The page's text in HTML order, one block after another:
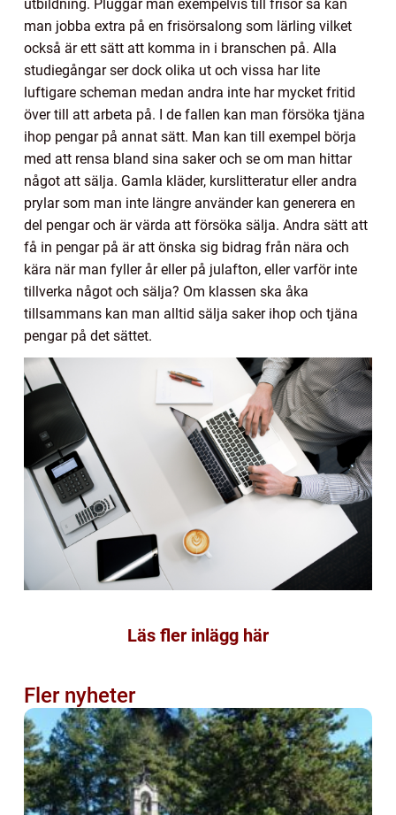
utbildning. Pluggar man exempelvis till frisör så kan
man jobba extra på en frisörsalong som lärling vilket
också är ett sätt att komma in i branschen på. Alla
studiegångar ser dock olika ut och vissa har lite
luftigare scheman medan andra inte har mycket fritid
över till att arbeta på. I de fallen kan man försöka tjäna
ihop pengar på annat sätt. Man kan till exempel börja
med att rensa bland sina saker och se om man hittar
något att sälja. Gamla kläder, kurslitteratur eller andra
prylar som man inte längre använder kan generera en
del pengar och är värda att försöka sälja. Andra sätt att
få in pengar på är att önska sig bidrag från nära och
kära när man fyller år eller på julafton, eller varför inte
tillverka något och sälja? Om klassen ska åka
tillsammans kan man alltid sälja saker ihop och tjäna
pengar på det sättet.
Läs fler inlägg här
Fler nyheter